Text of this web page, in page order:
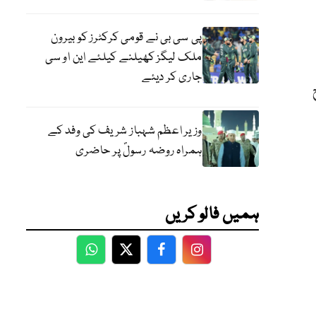
پی سی بی نے قومی کرکٹرز کو بیرون
ملک لیگز کھیلنے کیلئے این او سی
جاری کر دیئے
وزیر اعظم شہباز شریف کی وفد کے
ہمراہ روضہ رسولؐ پر حاضری
ہمیں فالو کریں
WhatsApp
TwitterFacebookFacebook